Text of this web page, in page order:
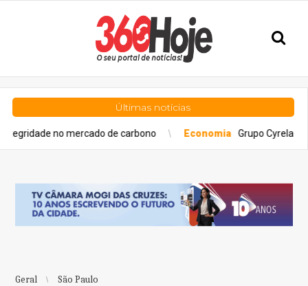
Últimas notícias
no mercado de carbono Economia Grupo Cyrela é
Geral São Paulo